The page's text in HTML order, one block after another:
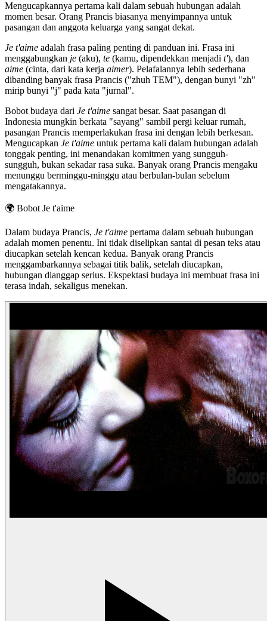
Mengucapkannya pertama kali dalam sebuah hubungan adalah
momen besar. Orang Prancis biasanya menyimpannya untuk
pasangan dan anggota keluarga yang sangat dekat.
Je t'aime adalah frasa paling penting di panduan ini. Frasa ini
menggabungkan je (aku), te (kamu, dipendekkan menjadi t'), dan
aime (cinta, dari kata kerja aimer). Pelafalannya lebih sederhana
dibanding banyak frasa Prancis ("zhuh TEM"), dengan bunyi "zh"
mirip bunyi "j" pada kata "jurnal".
Bobot budaya dari Je t'aime sangat besar. Saat pasangan di
Indonesia mungkin berkata "sayang" sambil pergi keluar rumah,
pasangan Prancis memperlakukan frasa ini dengan lebih berkesan.
Mengucapkan Je t'aime untuk pertama kali dalam hubungan adalah
tonggak penting, ini menandakan komitmen yang sungguh-
sungguh, bukan sekadar rasa suka. Banyak orang Prancis mengaku
menunggu berminggu-minggu atau berbulan-bulan sebelum
mengatakannya.
🌍 Bobot Je t'aime
Dalam budaya Prancis, Je t'aime pertama dalam sebuah hubungan
adalah momen penentu. Ini tidak diselipkan santai di pesan teks atau
diucapkan setelah kencan kedua. Banyak orang Prancis
menggambarkannya sebagai titik balik, setelah diucapkan,
hubungan dianggap serius. Ekspektasi budaya ini membuat frasa ini
terasa indah, sekaligus menekan.